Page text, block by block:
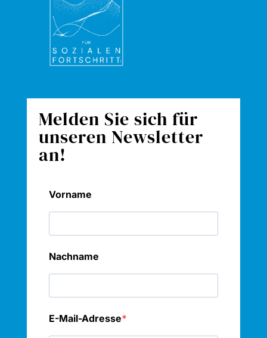
Melden Sie sich für
unseren Newsletter
an!
Vorname
Nachname
E-Mail-Adresse